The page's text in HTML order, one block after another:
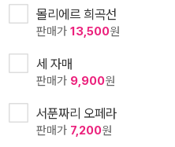
몰리에르 희곡선
판매가 13,500원
세 자매
판매가 9,900원
서푼짜리 오페라
판매가 7,200원